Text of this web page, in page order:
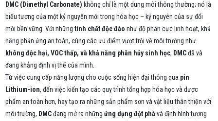
DMC (Dimethyl Carbonate) không chỉ là một dung môi thông thường; nó là
biểu tượng của một kỷ nguyên mới trong hóa học – kỷ nguyên của sự đổi
mới bền vững. Với những tính chất độc đáo như độ phân cực linh hoạt, khả
năng phản ứng an toàn, cùng các ưu điểm vượt trội về môi trường như
không độc hại, VOC thấp, và khả năng phân hủy sinh học, DMCđã và
đang khẳng định vị thế của mình.
Từ việc cung cấp năng lượng cho cuộc sống hiện đại thông qua pin
Lithium-ion, đến việc kiến tạo các quy trình tổng hợp hóa học và dược
phẩm an toàn hơn, hay tạo ra những sản phẩm sơn và vật liệu thân thiện với
môi trường, DMCđang mở ra những ứng dụng đột phá và định hình tương